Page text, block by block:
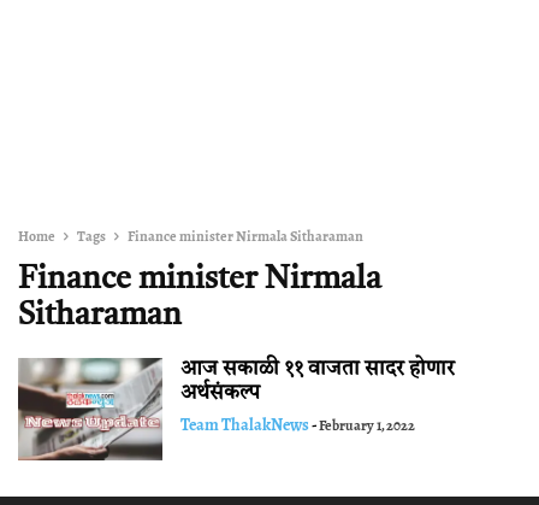
Home Tags Finance minister Nirmala Sitharaman
Finance minister Nirmala
Sitharaman
आज सकाळी ११ वाजता सादर होणार
अर्थसंकल्प
Team ThalakNews-February 1, 2022